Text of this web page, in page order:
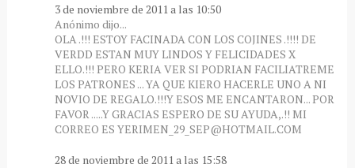
3 de noviembre de 2011 a las 10:50
Anónimo dijo...
OLA .!!! ESTOY FACINADA CON LOS COJINES .!!!! DE
VERDD ESTAN MUY LINDOS Y FELICIDADES X
ELLO.!!! PERO KERIA VER SI PODRIAN FACILIATREME
LOS PATRONES ... YA QUE KIERO HACERLE UNO A NI
NOVIO DE REGALO.!!!Y ESOS ME ENCANTARON... POR
FAVOR .....Y GRACIAS ESPERO DE SU AYUDA,.!! MI
CORREO ES YERIMEN_29_SEP@HOTMAIL.COM
28 de noviembre de 2011 a las 15:58